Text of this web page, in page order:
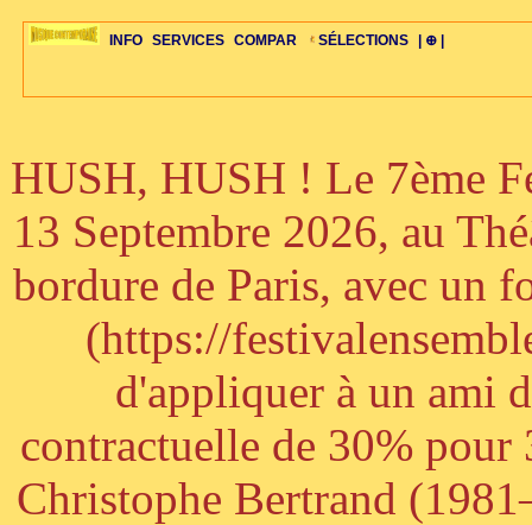
INFO
ÉDITORIAUX ACTUS-CONCERTS HISTOIRE PAYS STYLES-ÉCOLES
SERVICES
MAJ-LISTE ARCH-CONCERTS LIENS RADIOS VIDÉOS PLAN FAQS
COMPAR
SÉLECTION GUIDE-EXPRESS ŒUVRES BIOGRAPHIES PERSPECTIVE
SÉLECTIONS
SÉLECTION COMPOS-INTRO COMPO-INDIV ŒUVRES-INDIV
| ⊕ |
20ÈME PARAL 1001 CD TOP-REC BONUS-ROMANS BONUS-FILMS
CELLO-C
ALTO-C
VIOLON-C
PIANO-CONC GRAND-
HUSH, HUSH ! Le 7ème
13 Septembre 2026, au
bordure de Paris, avec un
(https://
d'appliquer à un ami
contractuelle de 30% pour
Christophe Bertrand